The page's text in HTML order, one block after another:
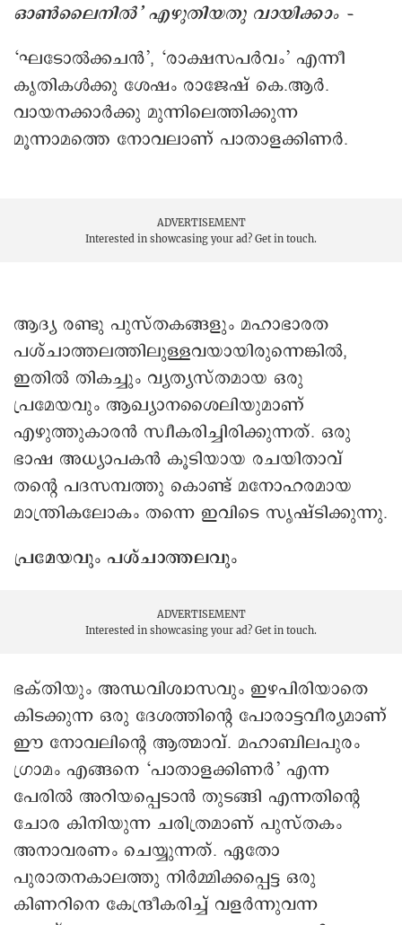
ഓൺലൈനിൽ’ എഴുതിയതു വായിക്കാം –
‘ഘടോൽക്കചൻ’, ‘രാക്ഷസപർവം’ എന്നീ
കൃതികൾക്കു ശേഷം രാജേഷ് കെ.ആർ.
വായനക്കാർക്കു മുന്നിലെത്തിക്കുന്ന
മൂന്നാമത്തെ നോവലാണ് പാതാളക്കിണർ.
ADVERTISEMENT
Interested in showcasing your ad? Get in touch.
ആദ്യ രണ്ടു പുസ്തകങ്ങളും മഹാഭാരത
പശ്ചാത്തലത്തിലുള്ളവയായിരുന്നെങ്കിൽ,
ഇതിൽ തികച്ചും വ്യത്യസ്തമായ ഒരു
പ്രമേയവും ആഖ്യാനശൈലിയുമാണ്
എഴുത്തുകാരൻ സ്വീകരിച്ചിരിക്കുന്നത്. ഒരു
ഭാഷ അധ്യാപകൻ കൂടിയായ രചയിതാവ്
തന്റെ പദസമ്പത്തു കൊണ്ട് മനോഹരമായ
മാന്ത്രികലോകം തന്നെ ഇവിടെ സൃഷ്ടിക്കുന്നു.
പ്രമേയവും പശ്ചാത്തലവും
ADVERTISEMENT
Interested in showcasing your ad? Get in touch.
ഭക്തിയും അന്ധവിശ്വാസവും ഇഴപിരിയാതെ
കിടക്കുന്ന ഒരു ദേശത്തിന്റെ പോരാട്ടവീര്യമാണ്
ഈ നോവലിന്റെ ആത്മാവ്. മഹാബിലപുരം
ഗ്രാമം എങ്ങനെ ‘പാതാളക്കിണർ’ എന്ന
പേരിൽ അറിയപ്പെടാൻ തുടങ്ങി എന്നതിന്റെ
ചോര കിനിയുന്ന ചരിത്രമാണ് പുസ്തകം
അനാവരണം ചെയ്യുന്നത്. ഏതോ
പുരാതനകാലത്തു നിർമ്മിക്കപ്പെട്ട ഒരു
കിണറിനെ കേന്ദ്രീകരിച്ച് വളർന്നുവന്ന